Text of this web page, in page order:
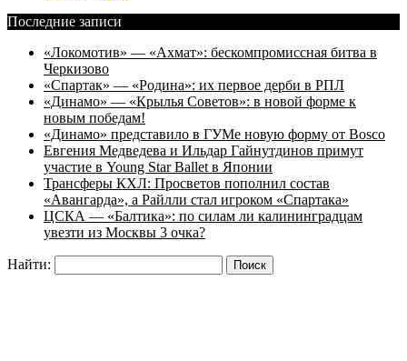
Последние записи
«Локомотив» — «Ахмат»: бескомпромиссная битва в
Черкизово
«Спартак» — «Родина»: их первое дерби в РПЛ
«Динамо» — «Крылья Советов»: в новой форме к
новым победам!
«Динамо» представило в ГУМе новую форму от Bosco
Евгения Медведева и Ильдар Гайнутдинов примут
участие в Young Star Ballet в Японии
Трансферы КХЛ: Просветов пополнил состав
«Авангарда», а Райлли стал игроком «Спартака»
ЦСКА — «Балтика»: по силам ли калининградцам
увезти из Москвы 3 очка?
Найти: